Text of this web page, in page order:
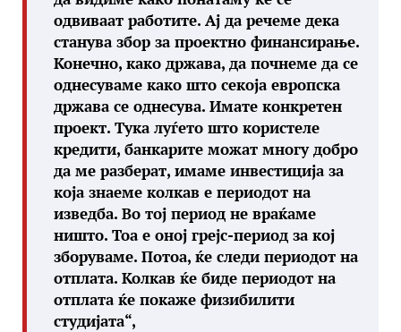
одвиваат работите. Ај да речеме дека
станува збор за проектно финансирање.
Конечно, како држава, да почнеме да се
однесуваме како што секоја европска
држава се однесува. Имате конкретен
проект. Тука луѓето што користеле
кредити, банкарите можат многу добро
да ме разберат, имаме инвестиција за
која знаеме колкав е периодот на
изведба. Во тој период не враќаме
ништо. Тоа е оној грејс-период за кој
зборуваме. Потоа, ќе следи периодот на
отплата. Колкав ќе биде периодот на
отплата ќе покаже физибилити
студијата“,